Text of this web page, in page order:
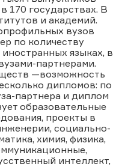
170 государствах. В
и академий.
вузов
по количеству
языках, в
партнерами.
—возможность
дипломов: по
партнера и диплом
образовательные
проекты в
социально-
химия, физика,
интеллект,